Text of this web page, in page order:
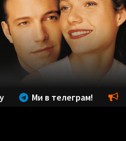
Ми в телеграм!